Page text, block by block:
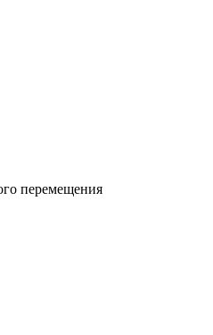
перемещения